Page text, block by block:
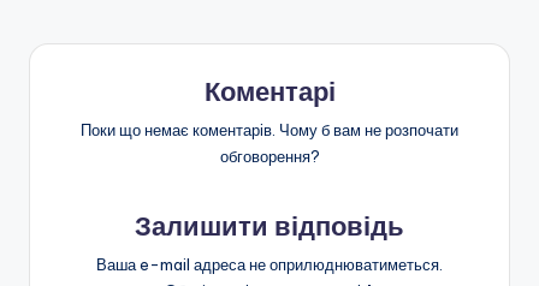
Коментарі
Поки що немає коментарів. Чому б вам не розпочати
обговорення?
Залишити відповідь
Ваша e-mail адреса не оприлюднюватиметься.